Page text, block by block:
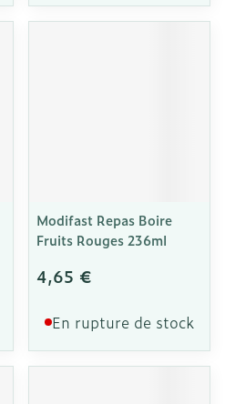
Modifast Repas Boire
Fruits Rouges 236ml
4,65 €
En rupture de stock